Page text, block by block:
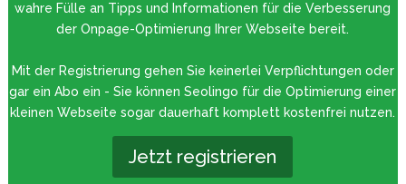
wahre Fülle an Tipps und Informationen für die Verbesserung
der Onpage-Optimierung Ihrer Webseite bereit.
Mit der Registrierung gehen Sie keinerlei Verpflichtungen oder
gar ein Abo ein - Sie können Seolingo für die Optimierung einer
kleinen Webseite sogar dauerhaft komplett kostenfrei nutzen.
Jetzt registrieren